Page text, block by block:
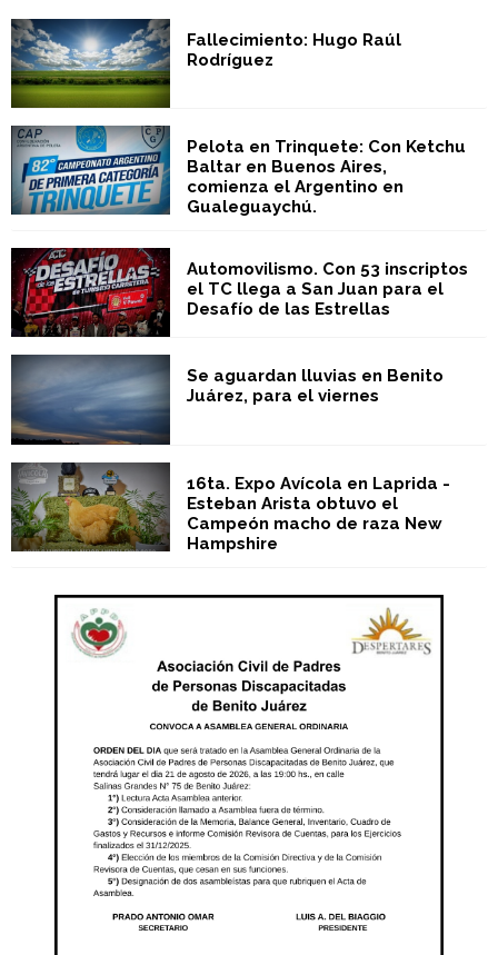
Fallecimiento: Hugo Raúl
Rodríguez
Pelota en Trinquete: Con Ketchu
Baltar en Buenos Aires,
comienza el Argentino en
Gualeguaychú.
Automovilismo. Con 53 inscriptos
el TC llega a San Juan para el
Desafío de las Estrellas
Se aguardan lluvias en Benito
Juárez, para el viernes
16ta. Expo Avícola en Laprida -
Esteban Arista obtuvo el
Campeón macho de raza New
Hampshire